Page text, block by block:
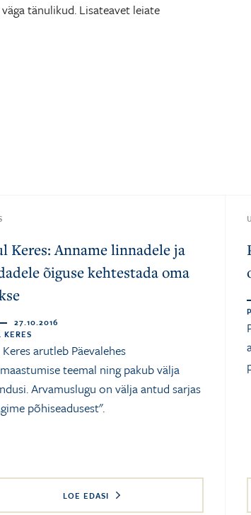
tänulikud. Lisateavet leiate
Keres: Anname linnadele ja
õiguse kehtestada oma
27.10.2016
KERES
arutleb Päevalehes
teemal ning pakub välja
Arvamuslugu on välja antud sarjas
põhiseadusest".
LOE EDASI